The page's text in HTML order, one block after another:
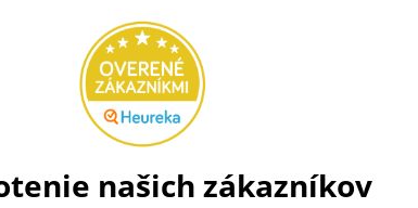
našich zákazníkov